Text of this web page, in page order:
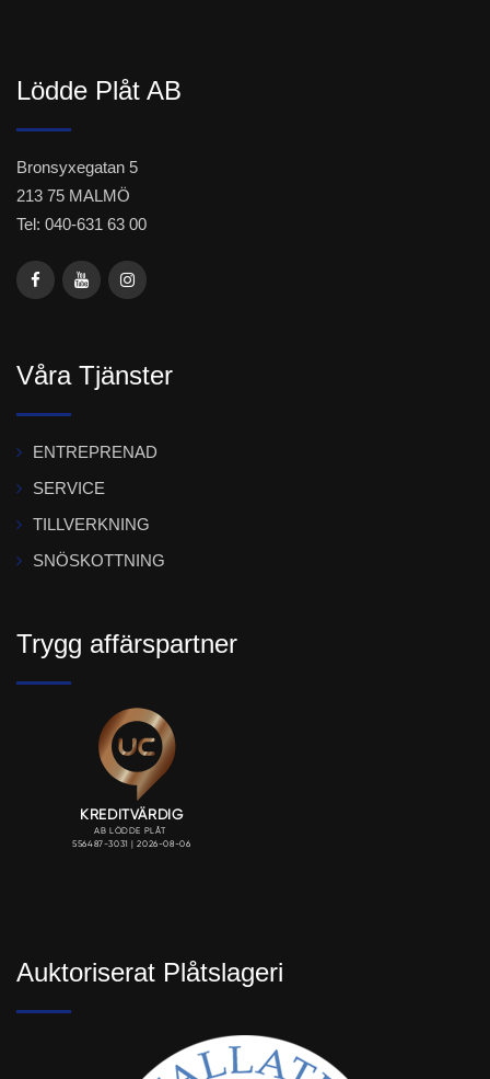
Lödde Plåt AB
Bronsyxegatan 5
213 75 MALMÖ
Tel: 040-631 63 00
Våra Tjänster
ENTREPRENAD
SERVICE
TILLVERKNING
SNÖSKOTTNING
Trygg affärspartner
Auktoriserat Plåtslageri